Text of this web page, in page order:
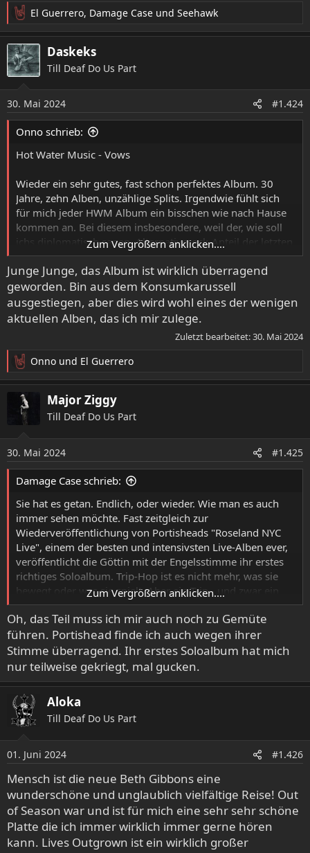
wie die unfassbaren 'Floating On A Moment', 'Oceans'
einfach nur seichter Kram sein, der irgendwie nicht auf
den Punkt kommt. Für andere sind diese Geschichten, in
denen die Künstlerin ihr Leben und das Älterwerden
reflektiert, das vielleicht intensivste, was das Musikjahr
2024 zu bieten haben wird.
Wer seit 2002 auf einen Nachfolger von "Out Of Season",
wartet, wird mit "Lives Outgrown" reich beschenkt
Liebe.
R
e
a
k
t
o
n
e
n
El Guerrero, Damage Case und Seehawk
Daskeks
Till Deaf Do Us Part
30. Mai 2024 #1.424
Onno schrieb:
Hot Water Music - Vows
Wieder ein sehr gutes, fast schon perfektes Album. 30
Jahre, zehn Alben, unzählige Splits. Irgendwie fühlt sich
für mich jeder HWM Album ein bisschen wie nach Hause
kommen an. Bei diesem insbesondere, weil der, wie soll
ichs diplomatisch sagen, Alternativerock-Anteil der letzten
Alben wieder abgenommen hat und die Songs mehr den
alten Sound haben. Es ist und bleibt Heartland-Punkrock.
Und klar, die Stimmen von Ragan, Wollard und neuerdings
auch Creswell sind prägnant. Aber was mich immer
wieder aufs Neue begeistert und manchmal etwas
untergeht bei der Betrachtung der Band sind Black und
Rebelo, die ein wahnsinnig geiles Bass- und
Schlagzeugfundament unter die Songs legen. Traumhaft.
VOWS, by Hot Water Music
Zum Vergrößern anklicken....
Junge Junge, das Album ist wirklich überragend
geworden. Bin aus dem Konsumkarussell
ausgestiegen, aber dies wird wohl eines der wenigen
aktuellen Alben, das ich mir zulege.
Zuletzt bearbeitet:30. Mai 2024
R
e
n
e
n
Onno und El Guerrero
Major Ziggy
Till Deaf Do Us Part
30. Mai 2024 #1.425
Damage Case schrieb:
Sie hat es getan. Endlich, oder wieder. Wie man es auch
immer sehen möchte. Fast zeitgleich zur
Wiederveröffentlichung von Portisheads "Roseland NYC
Live", einem der besten und intensivsten Live-Alben ever,
veröffentlicht die Göttin mit der Engelsstimme ihr erstes
richtiges Soloalbum. Trip-Hop ist es nicht mehr, was sie
bewegt oder was sie spielt. Aber ein Trip - und zwar ein
ganz großer. Als riesiger Slayer-Fan habe ich dem Solo-
Album von Kerry King entgegengefiebert, aber wenn am
selben Tag ein Album von Beth Gibbons erscheint,
müssen sich meine Ohren entscheiden. Sägende Riffs und
heftigen Thrash kann ich auch später noch hören. Songs
wie die unfassbaren 'Floating On A Moment', 'Oceans'
oder 'Whispering Love' können für einige Ohrenpaare
einfach nur seichter Kram sein, der irgendwie nicht auf
den Punkt kommt. Für andere sind diese Geschichten, in
reflektiert, das vielleicht intensivste, was das Musikjahr
2024 zu bieten haben wird.
Wer seit 2002 auf einen Nachfolger von "Out Of Season",
das grandiose Album von Beth Gibbons und Rustin Man,
wartet, wird mit "Lives Outgrown" reich beschenkt
werden.
Zum Vergrößern anklicken....
Oh, das Teil muss ich mir auch noch zu Gemüte
führen. Portishead finde ich auch wegen ihrer
Stimme überragend. Ihr erstes Soloalbum hat mich
nur teilweise gekriegt, mal gucken.
Aloka
Till Deaf Do Us Part
01. Juni 2024 #1.426
Mensch ist die neue Beth Gibbons eine
wunderschöne und unglaublich vielfältige Reise! Out
of Season war und ist für mich eine sehr sehr schöne
Platte die ich immer wirklich immer gerne hören
kann. Lives Outgrown ist ein wirklich großer